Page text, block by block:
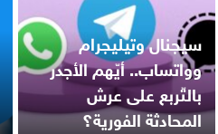
سيجنال وتيليجرام
وواتساب.. أيّهم الأجدر
بالتّربع على عرش
المحادثة الفورية؟